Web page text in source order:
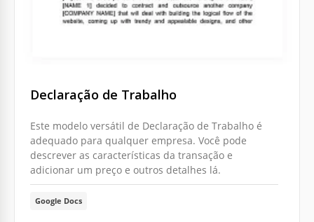
Declaração de Trabalho
Este modelo versátil de Declaração de Trabalho é
adequado para qualquer empresa. Você pode
descrever as características da transação e
adicionar um preço e outros detalhes lá.
Google Docs